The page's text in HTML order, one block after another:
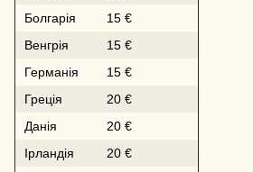
Болгарія
15 €
Венгрія
15 €
Германія
15 €
Греція
20 €
Данія
20 €
Ірландія
20 €